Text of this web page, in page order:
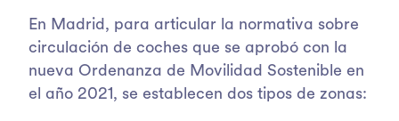
En Madrid, para articular la normativa sobre
circulación de coches que se aprobó con la
nueva Ordenanza de Movilidad Sostenible en
el año 2021, se establecen dos tipos de zonas: